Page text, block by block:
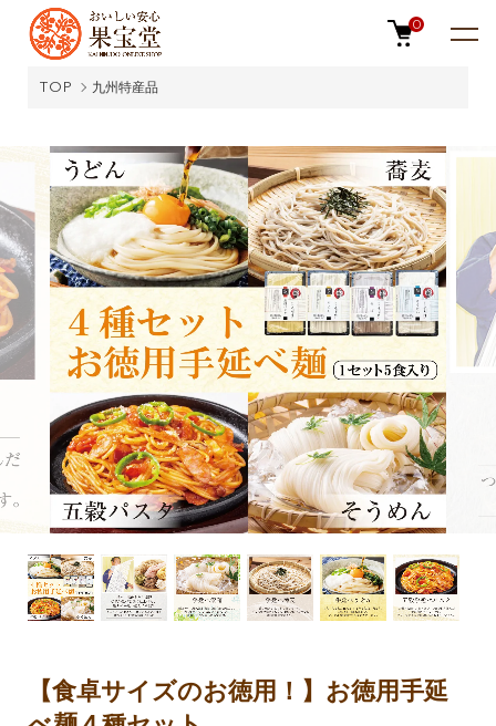
0
TOP 九州特産品
【食卓サイズのお徳用！】お徳用手延